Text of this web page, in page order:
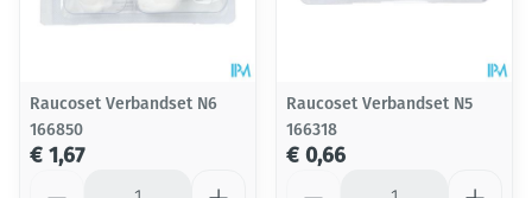
Raucoset Verbandset N6
166850
€ 1,67
Raucoset Verbandset N5
166318
€ 0,66